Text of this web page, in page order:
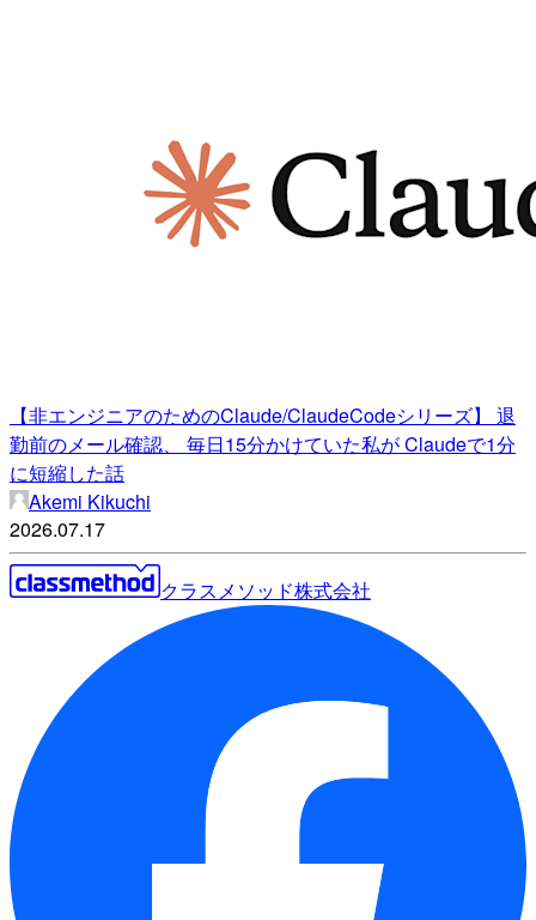
【非エンジニアのためのClaude/ClaudeCodeシリーズ】 退
勤前のメール確認、 毎日15分かけていた私が Claudeで1分
に短縮した話
Akemi Kikuchi
2026.07.17
クラスメソッド株式会社